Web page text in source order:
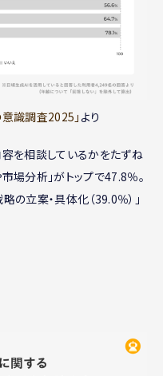
識調査2025」 より
を相談しているかをたずね
場分析」がトップで47.8％。
の立案・具体化（39.0％）」